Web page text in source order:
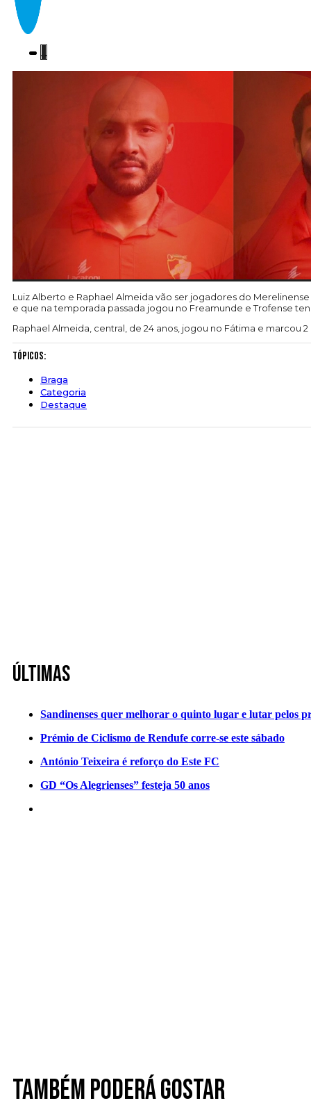
Luiz Alberto e Raphael Almeida vão ser jogadores do
e que na temporada passada jogou no Freamunde e Trofense
Raphael Almeida, central, de 24 anos, jogou no Fátima e marcou
Tópicos:
Braga
Categoria
Destaque
Últimas
Sandinenses quer melhorar o quinto lugar e lutar pelos
Prémio de Ciclismo de Rendufe corre-se este sábado
António Teixeira é reforço do Este FC
GD “Os Alegrienses” festeja 50 anos
Também poderá gostar